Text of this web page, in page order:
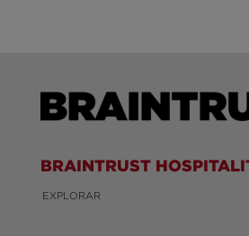
BRAINTRUST
EXPLORAR